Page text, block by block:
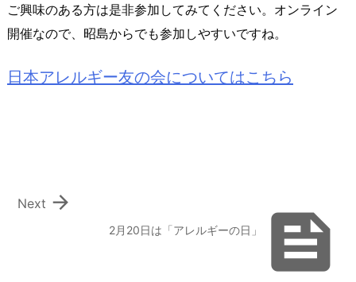
ご興味のある方は是非参加してみてください。オンライン
開催なので、昭島からでも参加しやすいですね。
日本アレルギー友の会についてはこちら

2月20日は「アレルギーの日」

Next